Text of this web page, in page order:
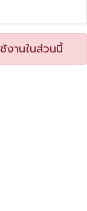
งานในส่วนนี้